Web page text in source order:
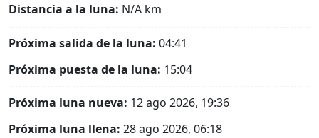
Distancia a la luna: N/A km
Próxima salida de la luna: 04:41
Próxima puesta de la luna: 15:04
Próxima luna nueva: 12 ago 2026, 19:36
Próxima luna llena: 28 ago 2026, 06:18